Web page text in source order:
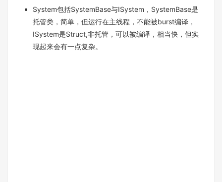
System包括SystemBase与ISystem，SystemBase是
托管类，简单，但运行在主线程，不能被burst编译，
ISystem是Struct,非托管，可以被编译，相当快，但实
现起来会有一点复杂。